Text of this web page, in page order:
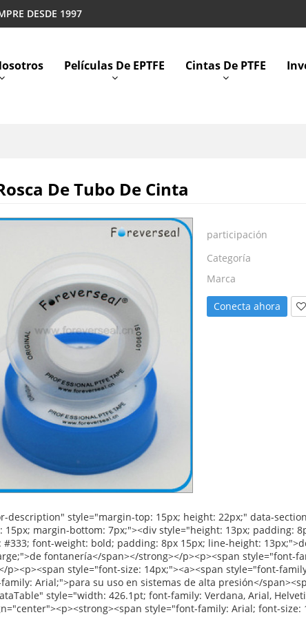
DESDE 1997
Películas De EPTFE Cintas De PTFE
De Tubo De Cinta
participación
Categoría
Marca
Conecta ahora
span></p></td></tr><tr align="left"><td style="width: 258.4pt;" valign="top"><p><span style="font-family: Arial; font-size: 12pt;">De espesor:</span><span style="font-family: Arial; font-size: 12pt;">0.075mm 0.1mm 0.2mm</span></p></td></tr><tr align="left"><td style="width: 258.4pt;" valign="top"><p><span style="font-family: Arial; font-size: 12pt;">Longitud:</span><span style="font-family: Arial; font-size: 12pt;">8m-50m</span></p></td></tr><tr align="left"><td style="width: 258.4pt;" valign="top"><p><span style="font-family: Arial; font-size: 12pt;">La densidad:</span><span style="font-family: Arial; font-size: 12pt;">0.6g/cm3-- 1.8g/cm3</span></p></td></tr><tr align="left"><td style="width: 258.4pt;" valign="top"><p><span style="font-family: Arial; font-size: 12pt;">de acuerdo a las peticiones del cliente</span></p></td></tr><tr align="left"><td style="width: 167.7pt;" valign="top"><p><strong><span style="font-family: Arial; font-size: 12pt;">De color:</span></strong></p></td><td style="width: 258.4pt;" valign="top"><p><span style="font-size: 12pt;">blanco</span></p></td></tr><tr align="left"><td style="width: 167.7pt;" valign="top"><p><strong><span style="font-family: Arial; font-size: 12pt;">La entrega:</span></strong></p></td><td style="width: 258.4pt;" valign="top"><p><span style="font-family: Arial; font-size: 12pt;">30 días después de conseguir 30% avanzada de pago</span></p></td></tr><tr align="left"><td style="width: 167.7pt;" rowspan="4" valign="center"><p><strong><span style="font-family: Arial; font-size: 12pt;">Detalles del embalaje:</span></strong></p></td><td style="width: 258.4pt;" valign="top"><p><span style="font-family: Arial; font-size: 12pt;">Pcs 1.10/disminución o 10pcs/box</span></p></td></tr><tr align="left"><td style="width: 258.4pt;" valign="top"><p><span style="font-family: Arial; font-size: 12pt;">2. caja interior: o 48pcs/box 100pcs/box 250pcs/box o</span></p></td></tr><tr align="left"><td style="width: 258.4pt;" valign="top"><p><span style="font-family: Arial; font-size: 12pt;">3. cartón externo: o 500pcs/ctn 1000pcs/ctn</span></p></td></tr><tr align="left"><td style="width: 258.4pt;" valign="top"><p><span style="font-family: Arial; font-size: 12pt;">de acuerdo a las peticiones del cliente</span></p></td></tr><tr align="left"><td style="width: 167.7pt;" valign="top"><p><strong><span style="font-family: Arial; font-size: 12pt;">El puerto de::</span></strong></p></td><td style="width: 258.4pt;" valign="top"><p><span style="font-size: 12pt;">/shangai ningbo</span></p></td></tr></tbody></table><p>&nbsp;&nbsp;</p><p><img src="http://i03.i.aliimg.com/simg/single/icon/placeholder_100x100.png" data-src="http://g03.s.alicdn.com/kf/HT18RIDFJBdXXagOFbXe/200307087/HT18RIDFJBdXXagOFbXe.jpg" data-alt="Pumbing rosca de tubo de cinta" ori-width="600" ori-height="600" /> <noscript><img src="http://g03.s.alicdn.com/kf/HT18RIDFJBdXXagOFbXe/200307087/HT18RIDFJBdXXagOFbXe.jpg" alt="Pumbing rosca de tubo de cinta" ori-width="600" ori-height="600"></noscript> <img src="http://i03.i.aliimg.com/simg/single/icon/placeholder_100x100.png" data-src="http://g03.s.alicdn.com/kf/HT19R40FQFdXXagOFbXC/200307087/HT19R40FQFdXXagOFbXC.jpg" data-alt="Pumbing rosca de tubo de cinta" ori-width="600" ori-height="600" /> <noscript><img src="http://g03.s.alicdn.com/kf/HT19R40FQFdXXagOFbXC/200307087/HT19R40FQFdXXagOFbXC.jpg" alt="Pumbing rosca de tubo de cinta" ori-width="600" ori-height="600"></noscript> </p><p>&nbsp;</p><p>&nbsp;</p><p><img src="http://i03.i.aliimg.com/simg/single/icon/placeholder_100x100.png" data-src="http://g02.s.alicdn.com/kf/HT1h8hzFFXgXXagOFbXi/200307087/HT1h8hzFFXgXXagOFbXi.jpg" data-alt="Pumbing rosca de tubo de cinta" ori-width="600" ori-height="600" /> <noscript><img src="http://g02.s.alicdn.com/kf/HT1h8hzFFXgXXagOFbXi/200307087/HT1h8hzFFXgXXagOFbXi.jpg" alt="Pumbing rosca de tubo de cinta" ori-width="600" ori-height="600"></noscript> </p><div id="ali-anchor-packaging" style="margin-top: 15px; height: 22px;" data-section="packaging">&nbsp;</div><div id="ali-title-packaging" style="margin-top: 15px; margin-bottom: 7px;"><div style="height: 13px; padding: 8px 0; border-bottom: 1px solid #ddd;"><span style="background-color: #ddd; color: #333; font-weight: bold; padding: 8px 15px; line-height: 13px;">De embalaje de envío&</span></div></div><p><img src="http://i03.i.aliimg.com/simg/single/icon/placeholder_100x100.png" data-src="http://